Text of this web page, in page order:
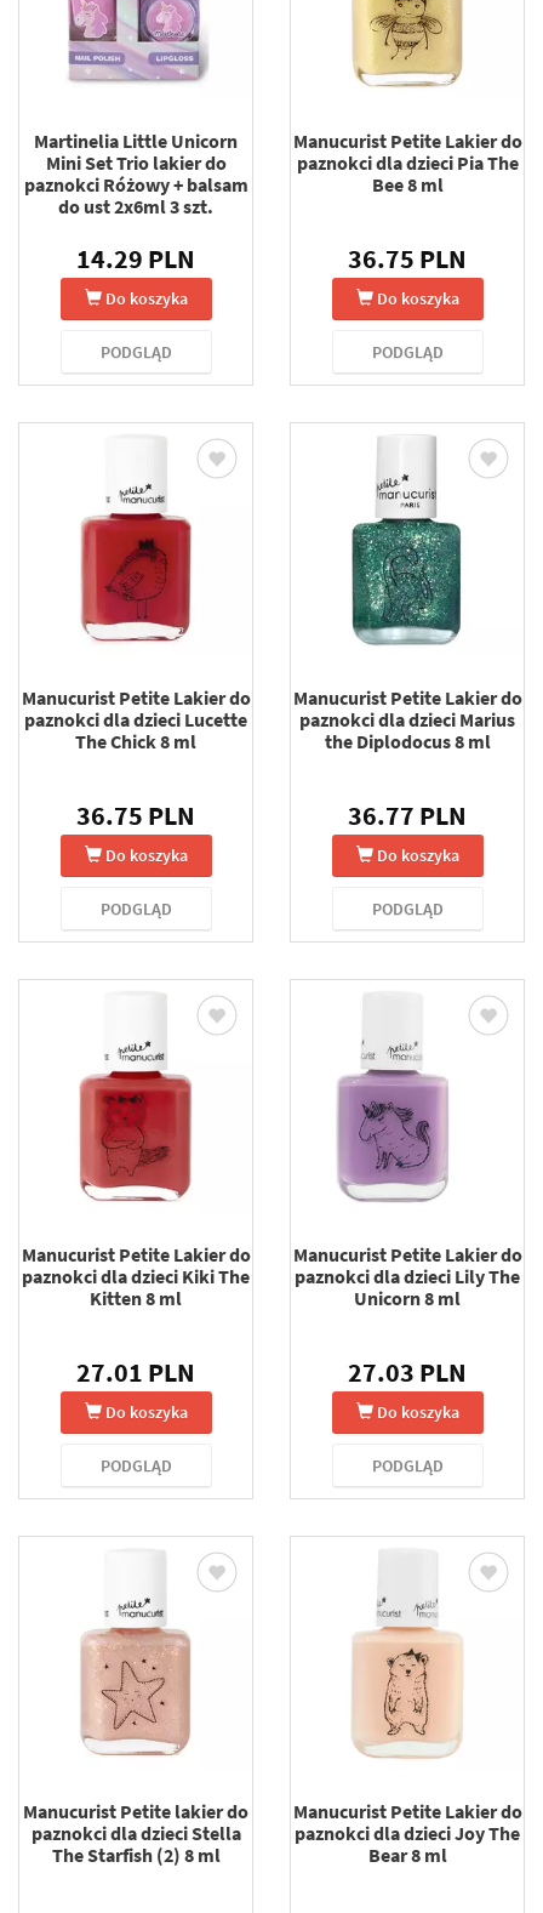
Martinelia Little Unicorn
Mini Set Trio lakier do
paznokci Różowy + balsam
do ust 2x6ml 3 szt.
14.29 PLN
Do koszyka
PODGLĄD
Manucurist Petite Lakier do
paznokci dla dzieci Pia The
Bee 8 ml
36.75 PLN
Do koszyka
PODGLĄD
Manucurist Petite Lakier do
paznokci dla dzieci Lucette
The Chick 8 ml
36.75 PLN
Do koszyka
PODGLĄD
Manucurist Petite Lakier do
paznokci dla dzieci Marius
the Diplodocus 8 ml
36.77 PLN
Do koszyka
PODGLĄD
Manucurist Petite Lakier do
paznokci dla dzieci Kiki The
Kitten 8 ml
27.01 PLN
Do koszyka
PODGLĄD
Manucurist Petite Lakier do
paznokci dla dzieci Lily The
Unicorn 8 ml
27.03 PLN
Do koszyka
PODGLĄD
Manucurist Petite lakier do
paznokci dla dzieci Stella
The Starfish (2) 8 ml
Manucurist Petite Lakier do
paznokci dla dzieci Joy The
Bear 8 ml